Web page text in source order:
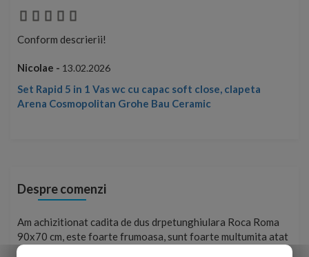
Conform descrierii!
Nicolae - 13.02.2026
Set Rapid 5 in 1 Vas wc cu capac soft close, clapeta
Arena Cosmopolitan Grohe Bau Ceramic
Despre comenzi
Am achizitionat cadita de dus drpetunghiulara Roca Roma
90x70 cm, este foarte frumoasa, sunt foarte multumita atat
de personalul firmei dvs. cu care am colaborat in obtinerea